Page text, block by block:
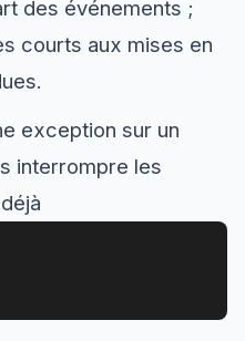
des événements ;
courts aux mises en
exception sur un
interrompre les